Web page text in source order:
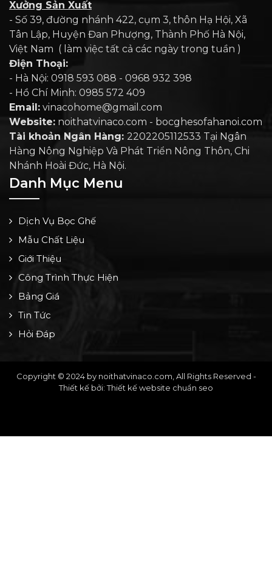
Xưởng Sản Xuất
- Số 39, đường nhánh 422, cụm 3, thôn Hạ Hội, Xã
Tân Lập, Huyện Đan Phượng, Thành Phố Hà Nội,
Việt Nam ( làm việc tất cả các ngày trong tuần )
Điện Thoại:
- Hà Nội: 0918 593 088 - 0968 932 398
- Hồ Chí Minh: 0985 572 409
Email: vinacohome@gmail.com
Website: noithatvinaco.com - bocghesofahanoi.com
Tài khoản Ngân Hàng: 2202205112533 Tại Ngân
Hàng Nông Nghiệp Và Phát Triển Nông Thôn, Chi
Nhánh Hoài Đức, Hà Nội.
Danh Mục Menu
Dịch Vụ Bọc Ghế
Mẫu Chất Liệu
Giới Thiệu
Công Trình Thực Hiện
Bảng Giá
Tin Tức
Hỏi Đáp
Copyright © 2024 by noithatvinaco.com, All Rights Reserved -
Thiết kế bởi: Thiết kế website chuẩn seo